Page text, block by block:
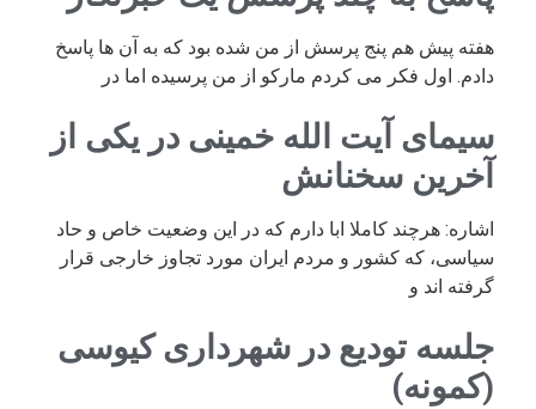
هفته پیش هم پنج پرسش از من شده بود که به آن ها پاسخ
دادم. اول فکر می کردم مارکو از من پرسیده اما در
سیمای آیت الله خمینی در یکی از
آخرین سخنانش
اشاره: هرچند کاملا ابا دارم که در این وضعیت خاص و حاد
سیاسی، که کشور و مردم ایران مورد تجاوز خارجی قرار
گرفته اند و
جلسه تودیع در شهرداری کیوسی
(کمونه)